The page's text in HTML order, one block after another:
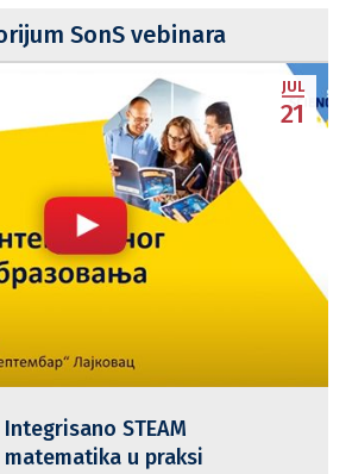
SonS vebinara
JUL
21
STEAM
u praksi